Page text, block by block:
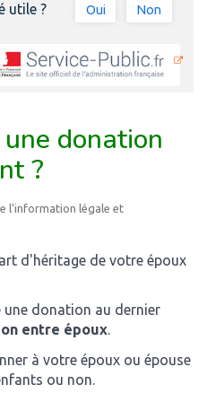
utile ? Oui Non
donation
?
l'information légale et
d'héritage de votre époux
une donation au dernier
entre époux.
à votre époux ou épouse
ou non.